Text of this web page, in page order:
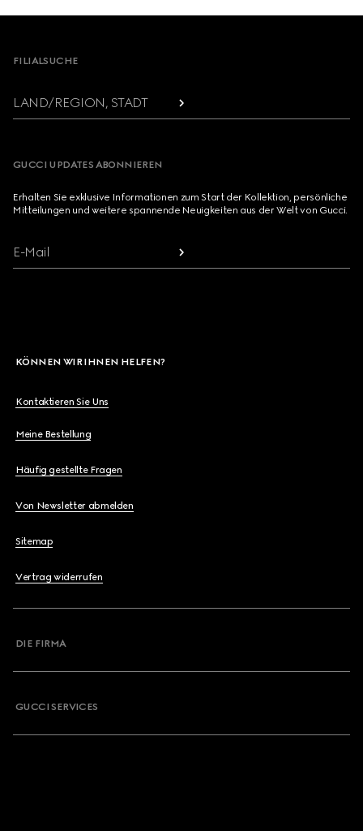
FILIALSUCHE
LAND/REGION, STADT
GUCCI UPDATES ABONNIEREN
Erhalten Sie exklusive Informationen zum Start der Kollektion, persönliche
Mitteilungen und weitere spannende Neuigkeiten aus der Welt von Gucci.
E-Mail
KÖNNEN WIR IHNEN HELFEN?
Kontaktieren Sie Uns
Meine Bestellung
Häufig gestellte Fragen
Von Newsletter abmelden
Sitemap
Vertrag widerrufen
DIE FIRMA
GUCCI SERVICES